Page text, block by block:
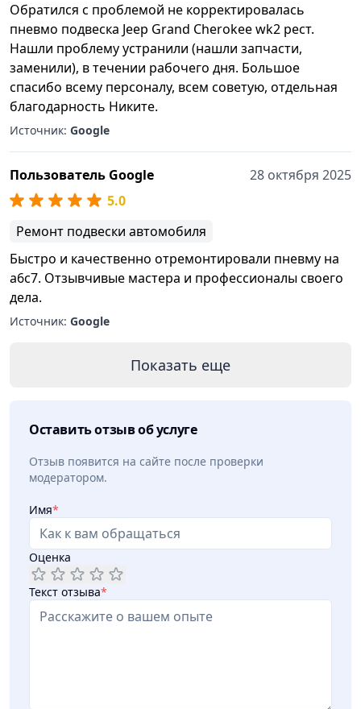
Обратился с проблемой не корректировалась
пневмо подвеска Jeep Grand Cherokee wk2 рест.
Нашли проблему устранили (нашли запчасти,
заменили), в течении рабочего дня. Большое
спасибо всему персоналу, всем советую, отдельная
благодарность Никите.
Источник: Google
Пользователь Google
28 октября 2025
5.0
Ремонт подвески автомобиля
Быстро и качественно отремонтировали пневму на
а6с7. Отзывчивые мастера и профессионалы своего
дела.
Источник: Google
Показать еще
Оставить отзыв об услуге
Отзыв появится на сайте после проверки
модератором.
Имя*
Оценка
Текст отзыва*